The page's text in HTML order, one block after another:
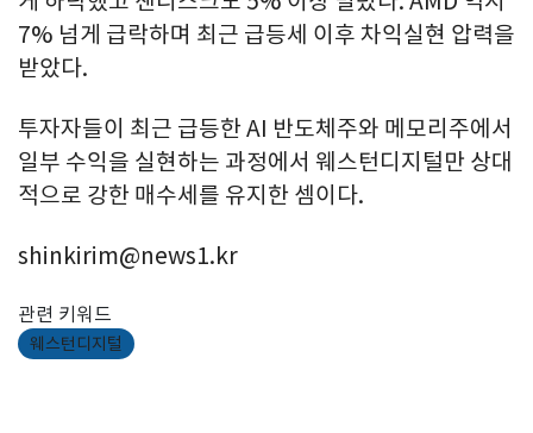
7% 넘게 급락하며 최근 급등세 이후 차익실현 압력을
받았다.
투자자들이 최근 급등한 AI 반도체주와 메모리주에서
일부 수익을 실현하는 과정에서 웨스턴디지털만 상대
적으로 강한 매수세를 유지한 셈이다.
shinkirim@news1.kr
관련 키워드
웨스턴디지털